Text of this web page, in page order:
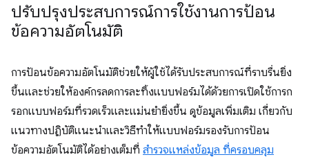
ปรับปรุงประสบการณ์การใช้งานการป้อน
ข้อความอัตโนมัติ
การป้อนข้อความอัตโนมัติช่วยให้ผู้ใช้ได้รับประสบการณ์ที่ราบรื่นยิ่ง
ขึ้นและช่วยให้องค์กรลดการละทิ้งแบบฟอร์มได้ด้วยการเปิดใช้การก
รอกแบบฟอร์มที่รวดเร็วและแม่นยำยิ่งขึ้น ดูข้อมูลเพิ่มเติม เกี่ยวกับ
แนวทางปฏิบัติแนะนำและวิธีทำให้แบบฟอร์มรองรับการป้อน
ข้อความอัตโนมัติได้อย่างเต็มที่ สำรวจแหล่งข้อมูล ที่ครอบคลุม